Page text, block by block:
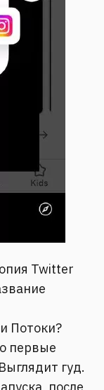
Twitter
Потоки?
первые
гуд.